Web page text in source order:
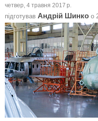
четвер, 4 травня 2017 р.
підготував Андрій Шинко о